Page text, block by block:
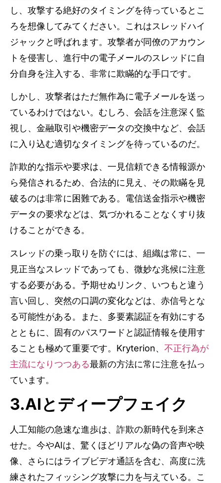
し、攻撃する絶好のタイミングを待っているとこ
ろを想像してみてください。これはスレッドハイ
ジャックと呼ばれます。攻撃者が同僚のアカウン
トを侵害し、進行中の電子メールのスレッドに自
分自身を注入する、非常に欺瞞的な手口です。
しかし、攻撃者はただ無作為に電子メールを送っ
ているわけではない。むしろ、会話を注意深く監
視し、金融取引や機密データの交換中など、会話
に入り込む適切なタイミングを待っているのだ。
詐欺的な指示や要求は、一見信頼できる情報源か
ら発信されるため、合法的に見え、その欺瞞を見
破るのは非常に困難である。電信送金指示や機密
データの要求などは、気づかれることなくすり抜
けることができる。
スレッドの乗っ取りを防ぐには、組織は常に、一
見正当なスレッドであっても、微妙な兆候に注意
する必要がある。予期せぬリンク、いつもと違う
言い回し、突然の口調の変化などは、赤信号とな
る可能性がある。また、多要素認証を有効にする
とともに、固有のパスワードと認証情報を使用す
ることも極めて重要です。Kryterion、 不正行為が
主流になりつつある最新の方法に常に注意を払っ
ています。
3.AIとディープフェイク
人工知能の急速な進歩は、詐欺の新時代を到来さ
せた。今やAIは、驚くほどリアルな偽の音声や映
像、さらにはライブビデオ通話を含む、高度に洗
練されたフィッシング攻撃に力を与えている。こ